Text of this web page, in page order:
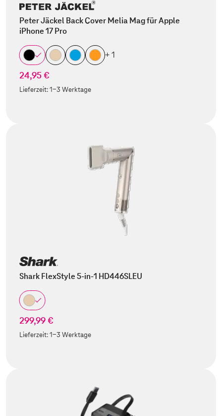
Peter Jäckel Back Cover Melia Mag für Apple
iPhone 17 Pro
+ 1
24,95 €
Lieferzeit:1-3 Werktage
Shark FlexStyle 5-in-1 HD446SLEU
299,99 €
Lieferzeit:1-3 Werktage